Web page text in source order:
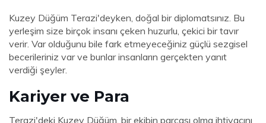
Kuzey Düğüm Terazi'deyken, doğal bir diplomatsınız. Bu
yerleşim size birçok insanı çeken huzurlu, çekici bir tavır
verir. Var olduğunu bile fark etmeyeceğiniz güçlü sezgisel
becerileriniz var ve bunlar insanların gerçekten yanıt
verdiği şeyler.
Kariyer ve Para
Terazi'deki Kuzey Düğüm, bir ekibin parçası olma ihtiyacını